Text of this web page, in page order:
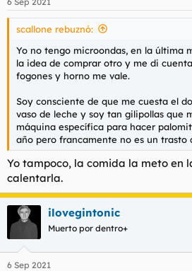
e
s
scallone rebuznó:
Yo no tengo microondas, en la última
la idea de comprar otro y me di
fogones y horno me vale.
Soy consciente de que me cuesta el
vaso de leche y soy tan gilipollas que
máquina específica para hacer
año pero francamente no es un trasto
Yo tampoco, la comida la meto en
calentarla.
ilovegintonic
Muerto por dentro+
6 Sep 2021